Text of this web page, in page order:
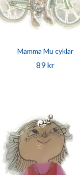
Mamma Mu cyklar
89 kr